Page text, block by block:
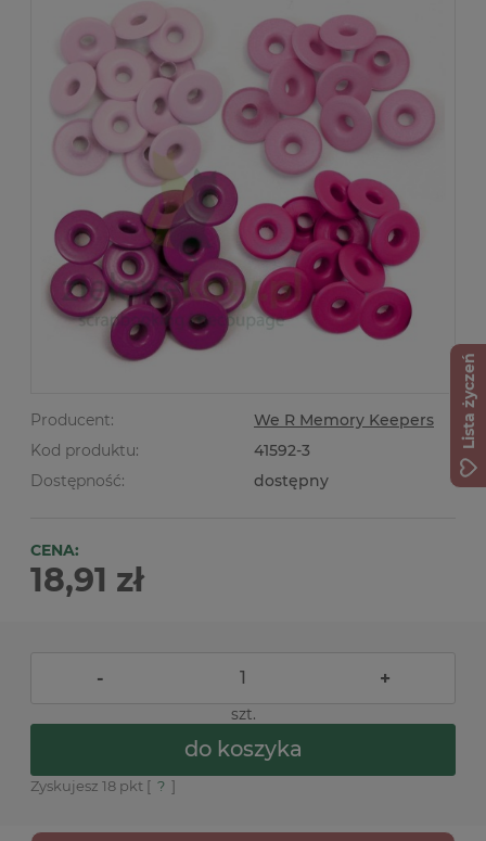
Producent:
We R Memory Keepers
Kod produktu:
41592-3
Dostępność:
dostępny
CENA:
18,91 zł
- +
szt.
do koszyka
Zyskujesz 18 pkt [ ? ]
Lista życzeń